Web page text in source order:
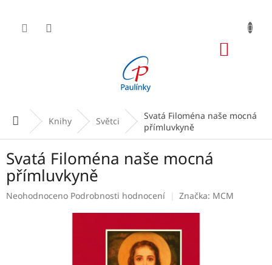
obsah
Domů Knihy Světci
Svatá Filoména naše mocná
přímluvkyně
Svatá Filoména naše mocná
přímluvkyně
Průměrné
Neohodnoceno Podrobnosti hodnocení Značka: MCM